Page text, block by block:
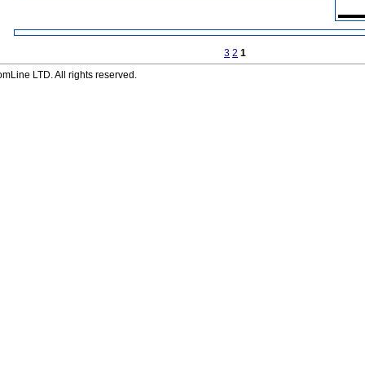
1
2
3
LTD. All rights reserved.